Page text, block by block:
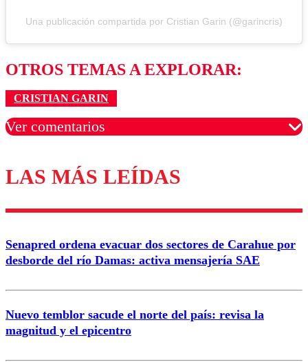
Una publicación compartida por Cristian Garin (@garincris)
OTROS TEMAS A EXPLORAR:
CRISTIAN GARIN
Ver comentarios
Los comentarios son moderados para garantizar un
diálogo respetuoso.
Correo
LAS MÁS LEÍDAS
Senapred ordena evacuar dos sectores de Carahue por
desborde del río Damas: activa mensajería SAE
Nuevo temblor sacude el norte del país: revisa la
magnitud y el epicentro